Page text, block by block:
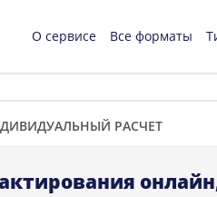
О сервисе Все форматы
РАСЧЕТ